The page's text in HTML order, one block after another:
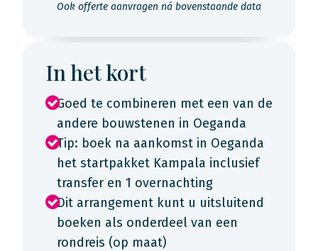
Ook offerte aanvragen ná bovenstaande data
In het kort
Goed te combineren met een van de
andere bouwstenen in Oeganda
Tip: boek na aankomst in Oeganda
het startpakket Kampala inclusief
transfer en 1 overnachting
Dit arrangement kunt u uitsluitend
boeken als onderdeel van een
rondreis (op maat)